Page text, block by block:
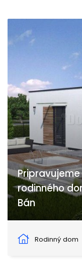
rodinného
Bán
Rodinný dom